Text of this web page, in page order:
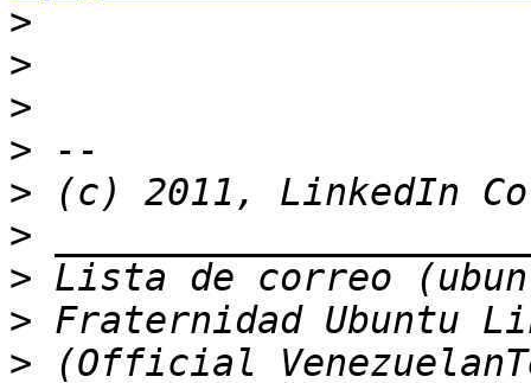
>
>
>
>
>
>
>
>
>